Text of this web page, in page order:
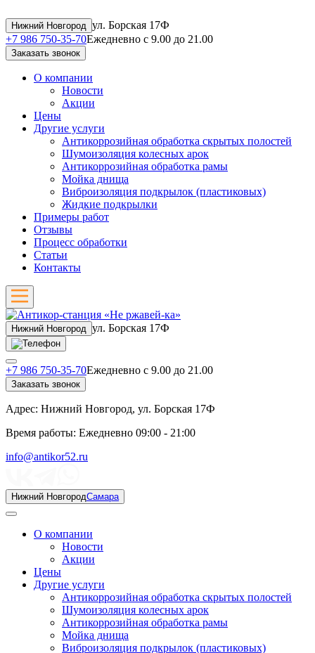
Нижний Новгород ул. Борская 17Ф
+7 986 750-35-70Ежедневно с 9.00 до 21.00
Заказать звонок
О компании
Новости
Акции
Цены
Другие услуги
Антикоррозийная обработка скрытых полостей
Шумоизоляция колесных арок
Антикоррозийная обработка рамы
Мойка днища
Виброизоляция подкрылок (пластиковых)
Жидкие подкрылки
Примеры работ
Отзывы
Процесс обработки
Статьи
Контакты
Нижний Новгород ул. Борская 17Ф
+7 986 750-35-70Ежедневно с 9.00 до 21.00
Заказать звонок
Адрес: Нижний Новгород, ул. Борская 17Ф
Время работы: Ежедневно 09:00 - 21:00
info@antikor52.ru
Нижний НовгородСамара
О компании
Новости
Акции
Цены
Другие услуги
Антикоррозийная обработка скрытых полостей
Шумоизоляция колесных арок
Антикоррозийная обработка рамы
Мойка днища
Виброизоляция подкрылок (пластиковых)